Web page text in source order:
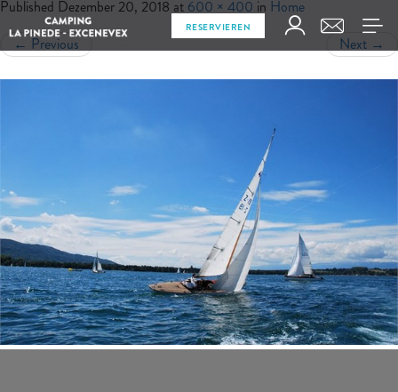
RESERVIEREN
Published Dezember 20, 2018 at 600 × 400 in Home
← Previous Next →